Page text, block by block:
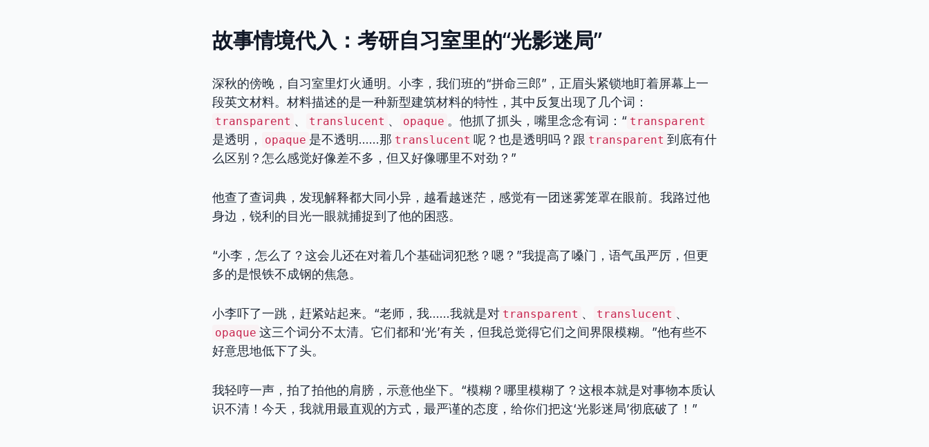
故事情境代入：考研自习室里的“光影迷局”
深秋的傍晚，自习室里灯火通明。小李，我们班的“拼命三郎”，正眉头紧锁地盯着屏幕上一
段英文材料。材料描述的是一种新型建筑材料的特性，其中反复出现了几个词：
transparent 、 translucent 、 opaque 。他抓了抓头，嘴里念念有词：“ transparent
是透明， opaque 是不透明……那 translucent 呢？也是透明吗？跟 transparent 到底有什
么区别？怎么感觉好像差不多，但又好像哪里不对劲？”
他查了查词典，发现解释都大同小异，越看越迷茫，感觉有一团迷雾笼罩在眼前。我路过他
身边，锐利的目光一眼就捕捉到了他的困惑。
“小李，怎么了？这会儿还在对着几个基础词犯愁？嗯？”我提高了嗓门，语气虽严厉，但更
多的是恨铁不成钢的焦急。
小李吓了一跳，赶紧站起来。“老师，我……我就是对 transparent 、 translucent 、
opaque 这三个词分不太清。它们都和‘光’有关，但我总觉得它们之间界限模糊。”他有些不
好意思地低下了头。
我轻哼一声，拍了拍他的肩膀，示意他坐下。“模糊？哪里模糊了？这根本就是对事物本质认
识不清！今天，我就用最直观的方式，最严谨的态度，给你们把这‘光影迷局’彻底破了！”